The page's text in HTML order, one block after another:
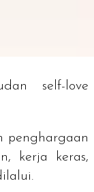
self-love
penghargaan
kerja keras,